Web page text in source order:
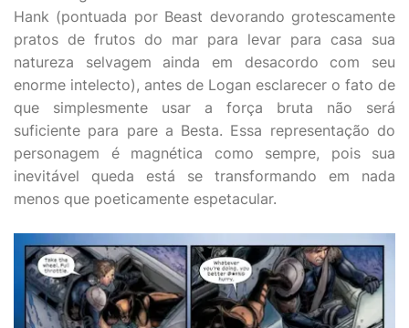
Hank (pontuada por Beast devorando grotescamente
pratos de frutos do mar para levar para casa sua
natureza selvagem ainda em desacordo com seu
enorme intelecto), antes de Logan esclarecer o fato de
que simplesmente usar a força bruta não será
suficiente para pare a Besta. Essa representação do
personagem é magnética como sempre, pois sua
inevitável queda está se transformando em nada
menos que poeticamente espetacular.